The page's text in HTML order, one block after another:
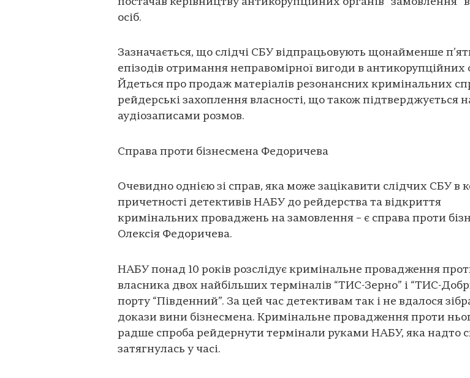
осіб.
Зазначається, що слідчі СБУ відпрацьовують щонайменше
епізодів отримання неправомірної вигоди в антикорупційних
Йдеться про продаж матеріалів резонансних кримінальних
рейдерські захоплення власності, що також підтверджується
аудіозаписами розмов.
Справа проти бізнесмена Федоричева
Очевидно однією зі справ, яка може зацікавити слідчих СБУ в
причетності детективів НАБУ до рейдерства та відкриття
кримінальних проваджень на замовлення – є справа проти
Олексія Федоричева.
НАБУ понад 10 років розслідує кримінальне провадження
власника двох найбільших терміналів “ТИС-Зерно” і “ТИС-
порту “Південний”. За цей час детективам так і не вдалося
докази вини бізнесмена. Кримінальне провадження проти
радше спроба рейдернути термінали руками НАБУ, яка надто
затягнулась у часі.